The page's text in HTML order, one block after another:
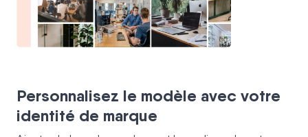
Personnalisez le modèle avec votre
identité de marque